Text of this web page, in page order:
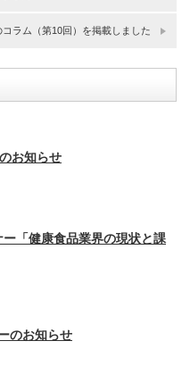
コラム（第10回）を掲載しました
お知らせ
「健康食品業界の現状と課
のお知らせ